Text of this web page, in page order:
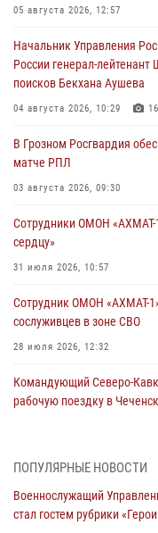
05 августа 2026, 12:57
Начальник Управления
России генерал-
поисков Бекхана Аушева
04 августа 2026, 10:29 16
В Грозном Росгвардия
матче РПЛ
03 августа 2026, 09:30
Сотрудники ОМОН «АХМАТ-
сердцу»
31 июля 2026, 10:57
Сотрудник ОМОН «АХМАТ-
сослуживцев в зоне СВО
28 июля 2026, 12:32
Командующий Северо-
рабочую поездку в
Военнослужащий
21 июля 2026, 09:45
ПОПУЛЯРНЫЕ НОВОСТИ
Военнослужащий
стал гостем рубрики